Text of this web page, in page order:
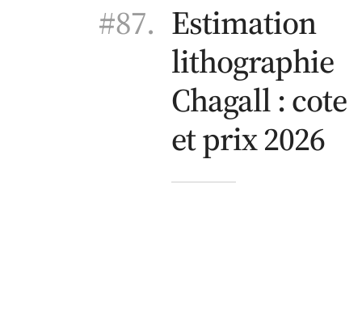
#87. Estimation
lithographie
Chagall : cote
et prix 2026